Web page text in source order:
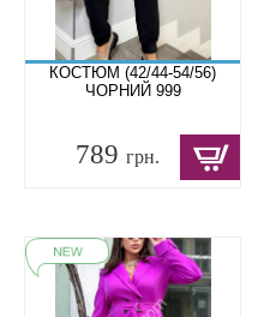
КОСТЮМ (42/44-54/56)
ЧОРНИЙ 999
789 грн.